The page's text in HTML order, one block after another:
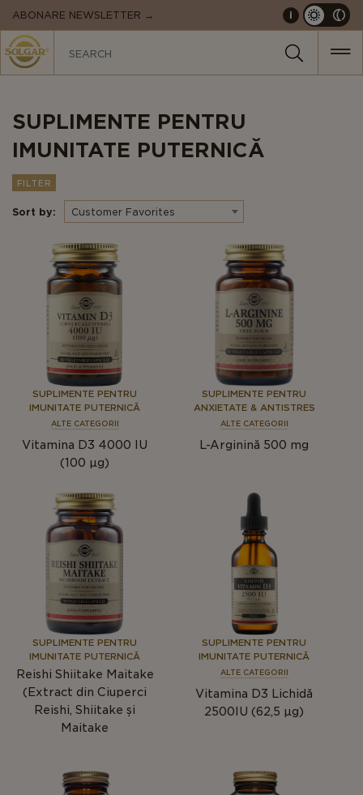
MAIN
NAVIGATION
ABONARE NEWSLETTER → i
SUPLIMENTE PENTRU
IMUNITATE PUTERNICĂ
FILTER
Sort by: Customer Favorites
SUPLIMENTE PENTRU
IMUNITATE PUTERNICĂ
ALTE CATEGORII
Vitamina D3 4000 IU
(100 μg)
SUPLIMENTE PENTRU
ANXIETATE & ANTISTRES
ALTE CATEGORII
L-Arginină 500 mg
SUPLIMENTE PENTRU
IMUNITATE PUTERNICĂ
Reishi Shiitake Maitake
(Extract din Ciuperci
Reishi, Shiitake și
Maitake
SUPLIMENTE PENTRU
IMUNITATE PUTERNICĂ
ALTE CATEGORII
Vitamina D3 Lichidă
2500IU (62,5 µg)